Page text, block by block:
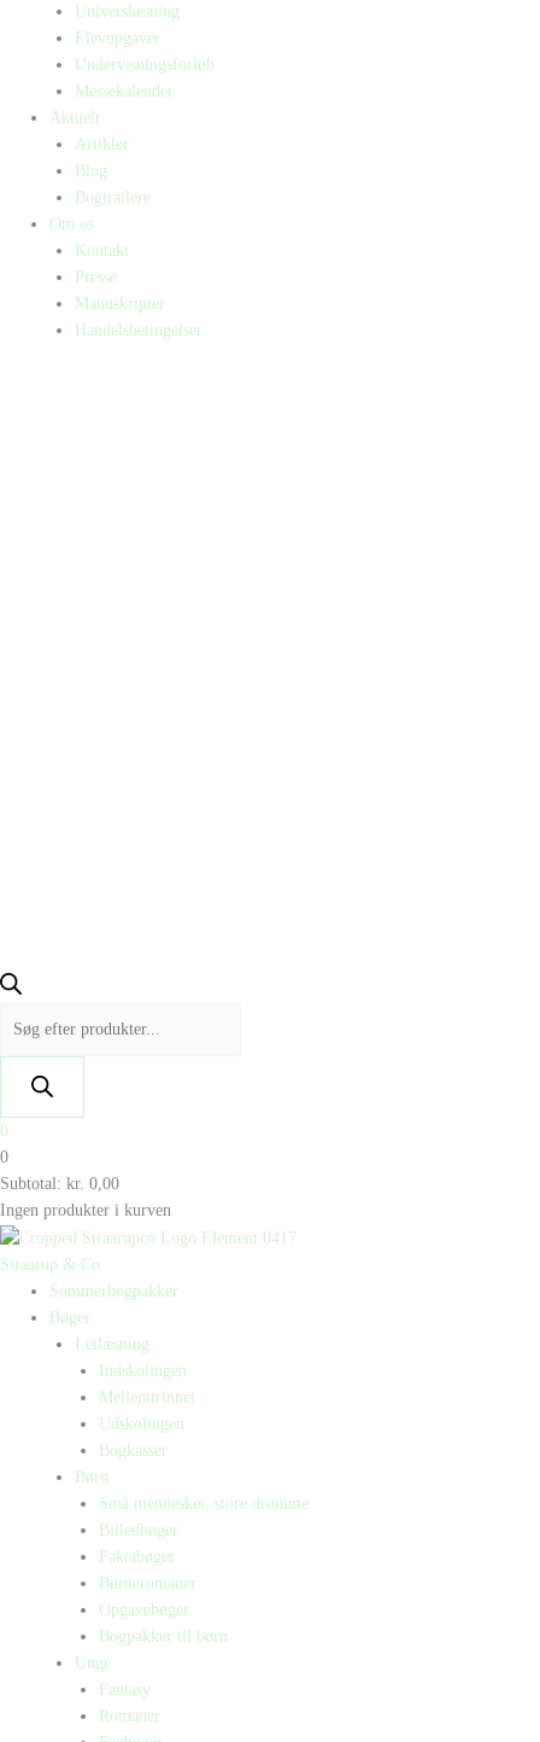
Universlæsning
Elevopgaver
Undervisningsforløb
Messekalender
Aktuelt
Artikler
Blog
Bogtrailere
Om os
Kontakt
Presse
Manuskripter
Handelsbetingelser
0
0
Subtotal: kr. 0,00
Ingen produkter i kurven
Straarup & Co
Sommerbogpakker
Bøger
Letlæsning
Indskolingen
Mellemtrinnet
Udskolingen
Bogkasser
Børn
Små mennesker, store drømme
Billedbøger
Faktabøger
Børneromaner
Opgavebøger
Bogpakker til børn
Unge
Fantasy
Romaner